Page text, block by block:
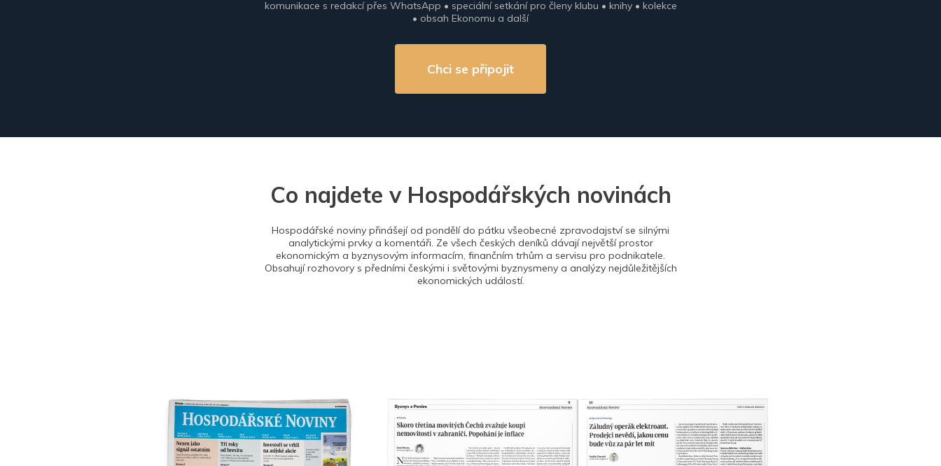
komunikace s redakcí přes WhatsApp • speciální setkání pro členy klubu • knihy • kolekce
• obsah Ekonomu a další
Chci se připojit
Co najdete v Hospodářských novinách
Hospodářské noviny přinášejí od pondělí do pátku všeobecné zpravodajství se silnými
analytickými prvky a komentáři. Ze všech českých deníků dávají největší prostor
ekonomickým a byznysovým informacím, finančním trhům a servisu pro podnikatele.
Obsahují rozhovory s předními českými i světovými byznysmeny a analýzy nejdůležitějších
ekonomických událostí.